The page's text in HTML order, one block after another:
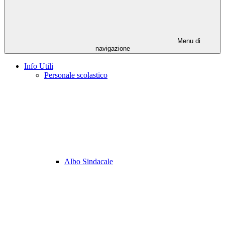
Menu di
navigazione
Info Utili
Personale scolastico
Albo Sindacale